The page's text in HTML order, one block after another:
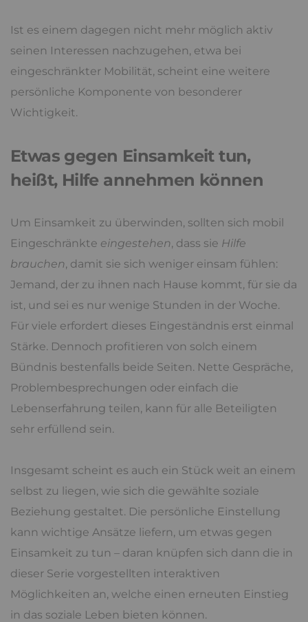
Ist es einem dagegen nicht mehr möglich aktiv
seinen Interessen nachzugehen, etwa bei
eingeschränkter Mobilität, scheint eine weitere
persönliche Komponente von besonderer
Wichtigkeit.
Etwas gegen Einsamkeit tun,
heißt, Hilfe annehmen können
Um Einsamkeit zu überwinden, sollten sich mobil
Eingeschränkte eingestehen, dass sie Hilfe
brauchen, damit sie sich weniger einsam fühlen:
Jemand, der zu ihnen nach Hause kommt, für sie da
ist, und sei es nur wenige Stunden in der Woche.
Für viele erfordert dieses Eingeständnis erst einmal
Stärke. Dennoch profitieren von solch einem
Bündnis bestenfalls beide Seiten. Nette Gespräche,
Problembesprechungen oder einfach die
Lebenserfahrung teilen, kann für alle Beteiligten
sehr erfüllend sein.
Insgesamt scheint es auch ein Stück weit an einem
selbst zu liegen, wie sich die gewählte soziale
Beziehung gestaltet. Die persönliche Einstellung
kann wichtige Ansätze liefern, um etwas gegen
Einsamkeit zu tun – daran knüpfen sich dann die in
dieser Serie vorgestellten interaktiven
Möglichkeiten an, welche einen erneuten Einstieg
in das soziale Leben bieten können.